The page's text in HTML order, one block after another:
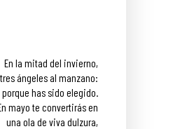
En la mitad del invierno,
ángeles al manzano:
porque has sido elegido.
mayo te convertirás en
una ola de viva dulzura,